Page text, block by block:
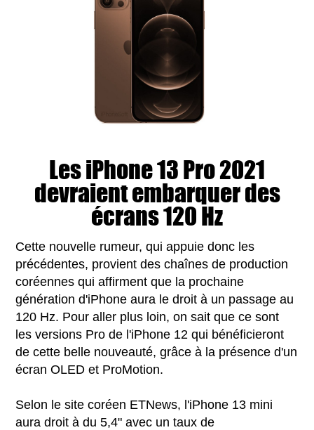
Les iPhone 13 Pro 2021
devraient embarquer des
écrans 120 Hz
Cette nouvelle rumeur, qui appuie donc les
précédentes, provient des chaînes de production
coréennes qui affirment que la prochaine
génération d'iPhone aura le droit à un passage au
120 Hz. Pour aller plus loin, on sait que ce sont
les versions Pro de l'iPhone 12 qui bénéficieront
de cette belle nouveauté, grâce à la présence d'un
écran OLED et ProMotion.
Selon le site coréen ETNews, l'iPhone 13 mini
aura droit à du 5,4" avec un taux de